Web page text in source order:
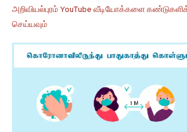
அறிவியல்புரம் YouTube வீடியோக்களை
செய்யவும்